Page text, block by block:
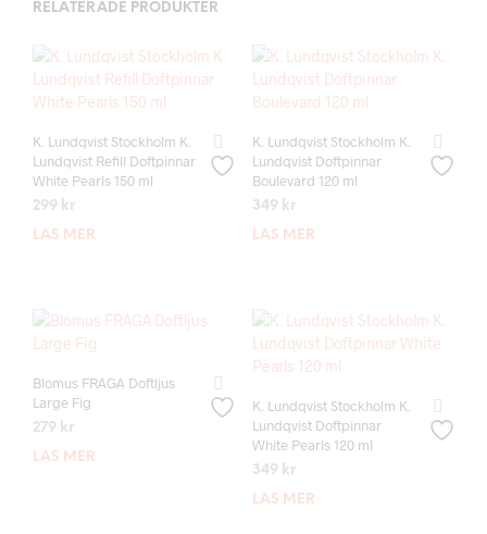
RELATERADE PRODUKTER
K. Lundqvist Stockholm K.
Lundqvist Refill Doftpinnar
White Pearls 150 ml
299 kr
LÄS MER
K. Lundqvist Stockholm K.
Lundqvist Doftpinnar
Boulevard 120 ml
349 kr
LÄS MER
Blomus FRAGA Doftljus
Large Fig
279 kr
LÄS MER
K. Lundqvist Stockholm K.
Lundqvist Doftpinnar
White Pearls 120 ml
349 kr
LÄS MER